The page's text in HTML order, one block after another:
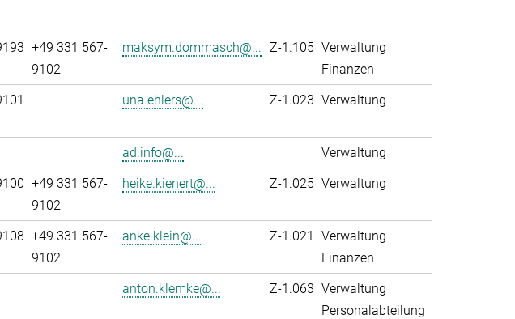
+49 331 567-
9102
maksym.dommasch@... Z-1.105 Verwaltung
Finanzen
una.ehlers@... Z-1.023 Verwaltung
ad.info@...
Verwaltung
+49 331 567-
9102
heike.kienert@... Z-1.025 Verwaltung
+49 331 567-
9102
anke.klein@... Z-1.021
Verwaltung
Finanzen
anton.klemke@... Z-1.063 Verwaltung
Personalabteilung